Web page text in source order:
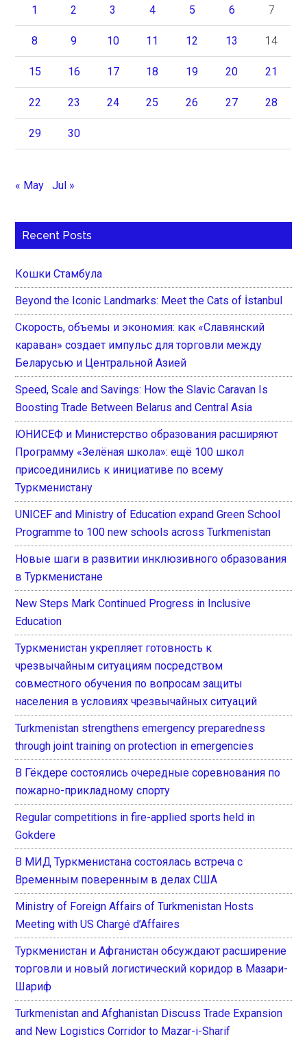
1 2 3 4 5 6 7
8 9 10 11 12 13 14
15 16 17 18 19 20 21
22 23 24 25 26 27 28
29 30
« May Jul »
Recent Posts
Кошки Стамбула
Beyond the Iconic Landmarks: Meet the Cats of İstanbul
Скорость, объемы и экономия: как «Славянский
караван» создает импульс для торговли между
Беларусью и Центральной Азией
Speed, Scale and Savings: How the Slavic Caravan Is
Boosting Trade Between Belarus and Central Asia
ЮНИСЕФ и Министерство образования расширяют
Программу «Зелёная школа»: ещё 100 школ
присоединились к инициативе по всему
Туркменистану
UNICEF and Ministry of Education expand Green School
Programme to 100 new schools across Turkmenistan
Новые шаги в развитии инклюзивного образования
в Туркменистане
New Steps Mark Continued Progress in Inclusive
Education
Туркменистан укрепляет готовность к
чрезвычайным ситуациям посредством
совместного обучения по вопросам защиты
населения в условиях чрезвычайных ситуаций
Turkmenistan strengthens emergency preparedness
through joint training on protection in emergencies
В Гёкдере состоялись очередные соревнования по
пожарно-прикладному спорту
Regular competitions in fire-applied sports held in
Gokdere
В МИД Туркменистана состоялась встреча с
Временным поверенным в делах США
Ministry of Foreign Affairs of Turkmenistan Hosts
Meeting with US Chargé d’Affaires
Туркменистан и Афганистан обсуждают расширение
торговли и новый логистический коридор в Мазари-
Шариф
Turkmenistan and Afghanistan Discuss Trade Expansion
and New Logistics Corridor to Mazar-i-Sharif